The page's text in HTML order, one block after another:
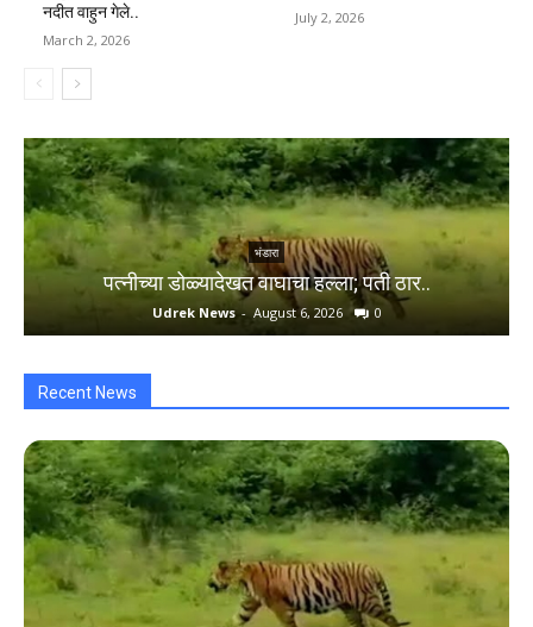
नदीत वाहुन गेले..
March 2, 2026
July 2, 2026
भंडारा
पत्नीच्या डोळ्यादेखत वाघाचा हल्ला; पती ठार..
Udrek News - August 6, 2026 0
Recent News